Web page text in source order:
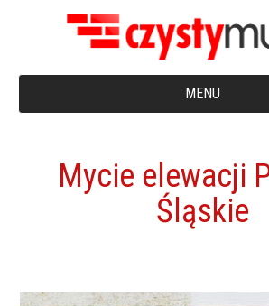
MENU
Mycie elewacji
Śląskie